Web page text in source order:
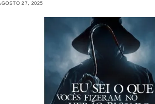
27, 2025